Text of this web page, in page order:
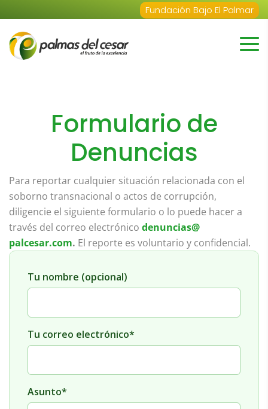
Fundación Bajo El Palmar
Formulario de
Denuncias
Para reportar cualquier situación relacionada con el
soborno transnacional o actos de corrupción,
diligencie el siguiente formulario o lo puede hacer a
través del correo electrónico denuncias@
palcesar.com. El reporte es voluntario y confidencial.
Tu nombre (opcional)
Tu correo electrónico*
Asunto*